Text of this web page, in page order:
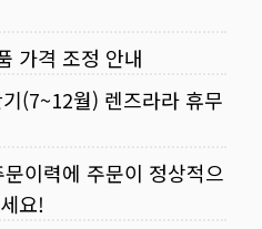
가격 조정 안내
(7~12월) 렌즈라라 휴무
이력에 주문이 정상적으
요!